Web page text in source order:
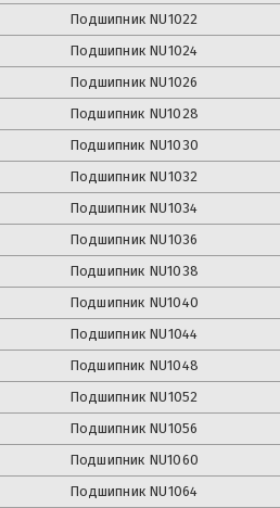
Подшипник NU1022
Подшипник NU1024
Подшипник NU1026
Подшипник NU1028
Подшипник NU1030
Подшипник NU1032
Подшипник NU1034
Подшипник NU1036
Подшипник NU1038
Подшипник NU1040
Подшипник NU1044
Подшипник NU1048
Подшипник NU1052
Подшипник NU1056
Подшипник NU1060
Подшипник NU1064